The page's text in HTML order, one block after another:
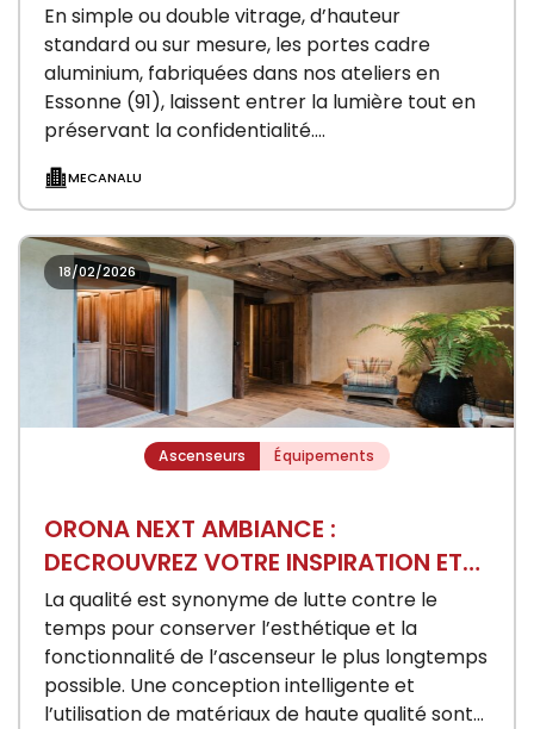
En simple ou double vitrage, d’hauteur
standard ou sur mesure, les portes cadre
aluminium, fabriquées dans nos ateliers en
Essonne (91), laissent entrer la lumière tout en
préservant la confidentialité.
MECANALU
18/02/2026
Ascenseurs Équipements
ORONA NEXT AMBIANCE :
DECROUVREZ VOTRE INSPIRATION ET
CREEZ VOTRE PROPRE ESPACE
La qualité est synonyme de lutte contre le
temps pour conserver l’esthétique et la
fonctionnalité de l’ascenseur le plus longtemps
possible. Une conception intelligente et
l’utilisation de matériaux de haute qualité sont